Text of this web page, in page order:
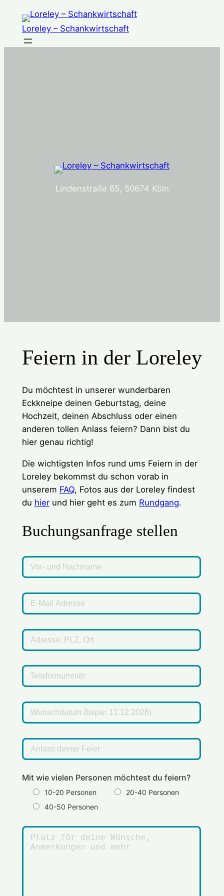
Inhalt
springen
Loreley – Schankwirtschaft
Lindenstraße 65, 50674 Köln
Feiern in der Loreley
Du möchtest in unserer wunderbaren
Eckkneipe deinen Geburtstag, deine
Hochzeit, deinen Abschluss oder einen
anderen tollen Anlass feiern? Dann bist du
hier genau richtig!
Die wichtigsten Infos rund ums Feiern in der
Loreley bekommst du schon vorab in
unserem FAQ, Fotos aus der Loreley findest
du hierund hier geht es zum Rundgang.
Buchungsanfrage stellen
Mit wie vielen Personen möchtest du feiern?
10-20 Personen
20-40 Personen
40-50 Personen